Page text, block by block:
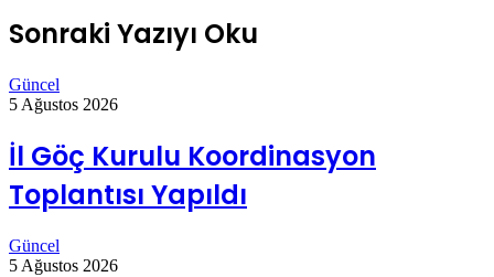
Sonraki Yazıyı Oku
Güncel
5 Ağustos 2026
İl Göç Kurulu Koordinasyon
Toplantısı Yapıldı
Güncel
5 Ağustos 2026